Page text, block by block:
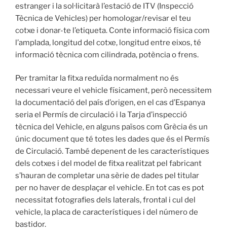
estranger i la sol·licitarà l’estació de ITV (Inspecció
Tècnica de Vehicles) per homologar/revisar el teu
cotxe i donar-te l’etiqueta. Conte informació física com
l’amplada, longitud del cotxe, longitud entre eixos, té
informació tècnica com cilindrada, potència o frens.
Per tramitar la fitxa reduïda normalment no és
necessari veure el vehicle físicament, però necessitem
la documentació del país d’origen, en el cas d’Espanya
seria el Permís de circulació i la Tarja d’inspecció
tècnica del Vehicle, en alguns països com Grècia és un
únic document que té totes les dades que és el Permís
de Circulació. També depenent de les característiques
dels cotxes i del model de fitxa realitzat pel fabricant
s’hauran de completar una sèrie de dades pel titular
per no haver de desplaçar el vehicle. En tot cas es pot
necessitat fotografies dels laterals, frontal i cul del
vehicle, la placa de característiques i del número de
bastidor.